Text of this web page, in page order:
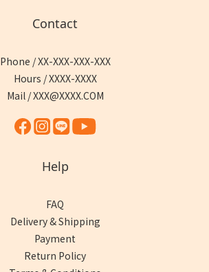
Contact
Phone / XX-XXX-XXX-XXX
Hours / XXXX-XXXX
Mail / XXX@XXXX.COM
Help
FAQ
Delivery & Shipping
Payment
Return Policy